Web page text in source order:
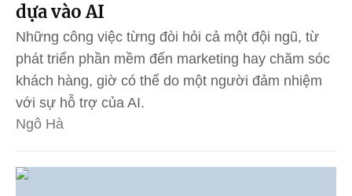
dựa vào AI
Những công việc từng đòi hỏi cả một đội ngũ, từ
phát triển phần mềm đến marketing hay chăm sóc
khách hàng, giờ có thể do một người đảm nhiệm
với sự hỗ trợ của AI.
Ngô Hà